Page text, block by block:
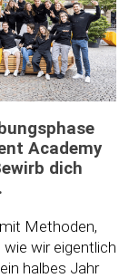
Academy
dich
Methoden,
wir eigentlich
halbes Jahr